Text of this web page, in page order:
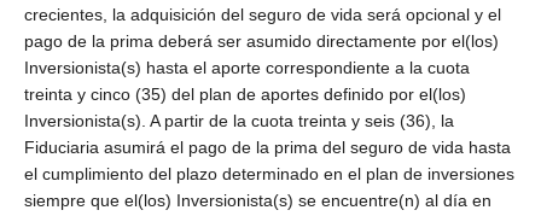
crecientes, la adquisición del seguro de vida será opcional y el
pago de la prima deberá ser asumido directamente por el(los)
Inversionista(s) hasta el aporte correspondiente a la cuota
treinta y cinco (35) del plan de aportes definido por el(los)
Inversionista(s). A partir de la cuota treinta y seis (36), la
Fiduciaria asumirá el pago de la prima del seguro de vida hasta
el cumplimiento del plazo determinado en el plan de inversiones
siempre que el(los) Inversionista(s) se encuentre(n) al día en